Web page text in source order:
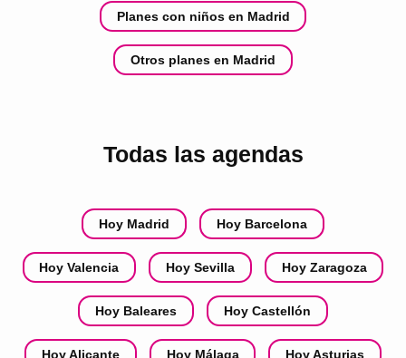
Planes con niños en Madrid
Otros planes en Madrid
Todas las agendas
Hoy Madrid Hoy Barcelona
Hoy Valencia Hoy Sevilla Hoy Zaragoza
Hoy Baleares Hoy Castellón
Hoy Alicante Hoy Málaga Hoy Asturias